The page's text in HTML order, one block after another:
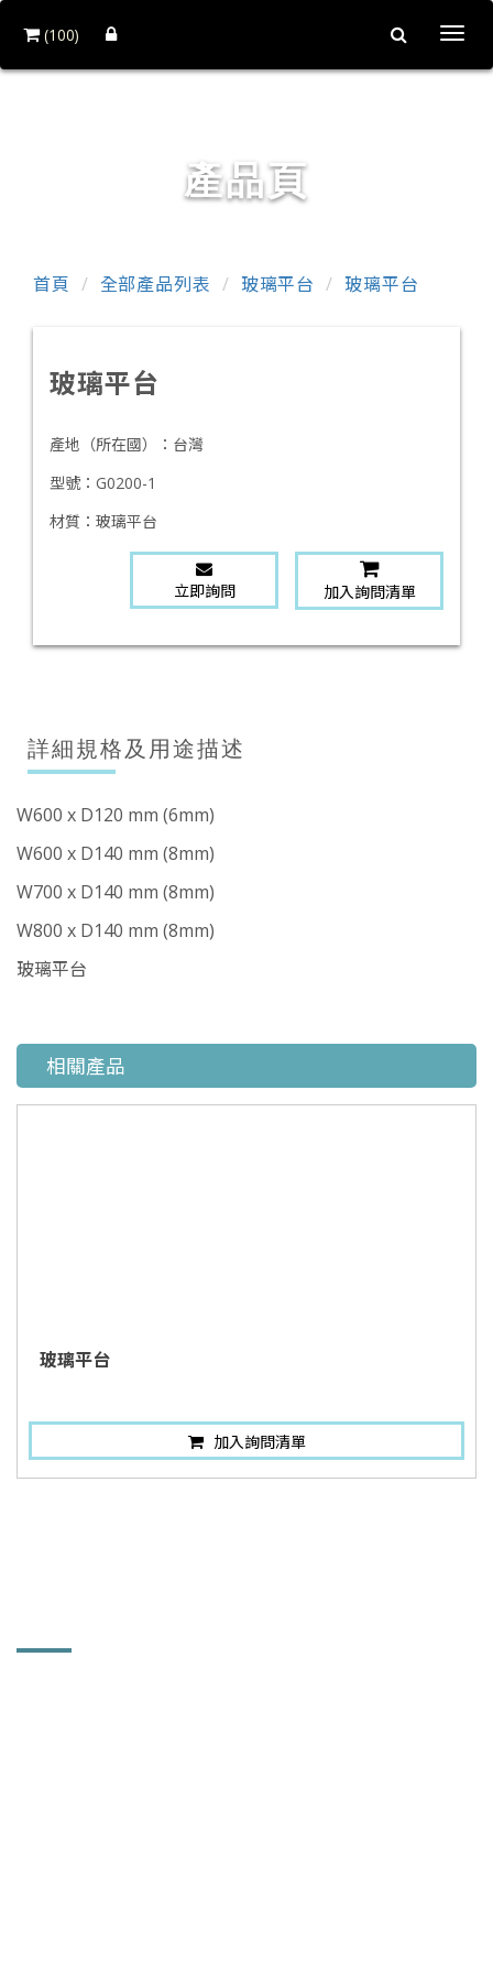
(100)
產品頁
首頁 全部產品列表 玻璃平台 玻璃平台
玻璃平台
產地（所在國）： 台灣
型號： G0200-1
材質： 玻璃平台
立即詢問 加入詢問清單
詳細規格及用途描述
W600 x D120 mm (6mm)
W600 x D140 mm (8mm)
W700 x D140 mm (8mm)
W800 x D140 mm (8mm)
玻璃平台
相關產品
玻璃平台
加入詢問清單